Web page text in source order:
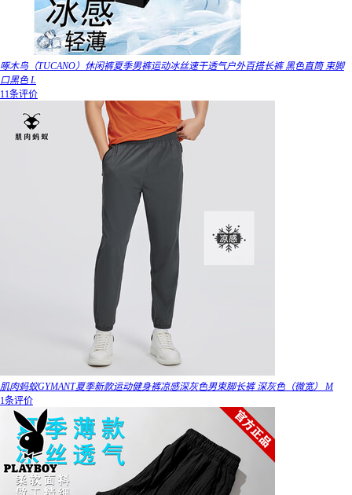
啄木鸟（TUCANO）休闲裤夏季男裤运动冰丝速干透气户外百搭长裤 黑色直筒 束脚
口黑色 L
11条评价
肌肉蚂蚁GYMANT夏季新款运动健身裤凉感深灰色男束脚长裤 深灰色（微宽） M
1条评价